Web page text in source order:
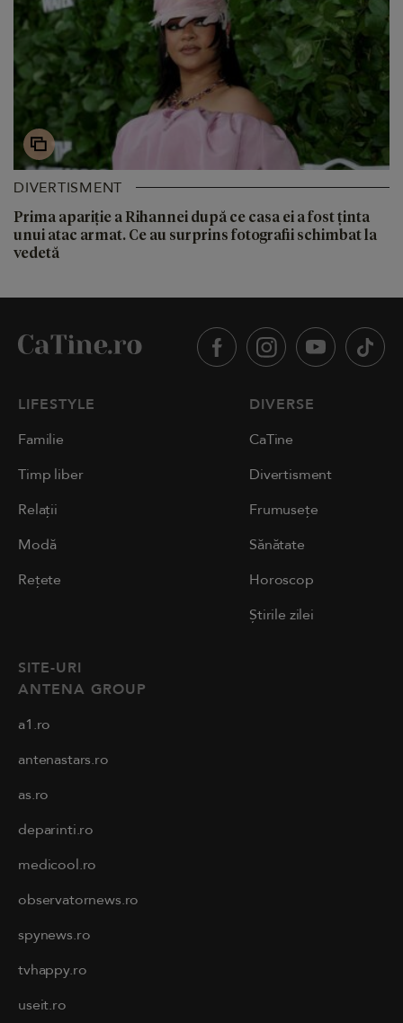
DIVERTISMENT
Prima apariție a Rihannei după ce casa ei a fost ținta
unui atac armat. Ce au surprins fotografii schimbat la
vedetă
LIFESTYLE
Familie
Timp liber
Relații
Modă
Rețete
DIVERSE
CaTine
Divertisment
Frumusețe
Sănătate
Horoscop
Știrile zilei
SITE-URI
ANTENA GROUP
a1.ro
antenastars.ro
as.ro
deparinti.ro
medicool.ro
observatornews.ro
spynews.ro
tvhappy.ro
useit.ro